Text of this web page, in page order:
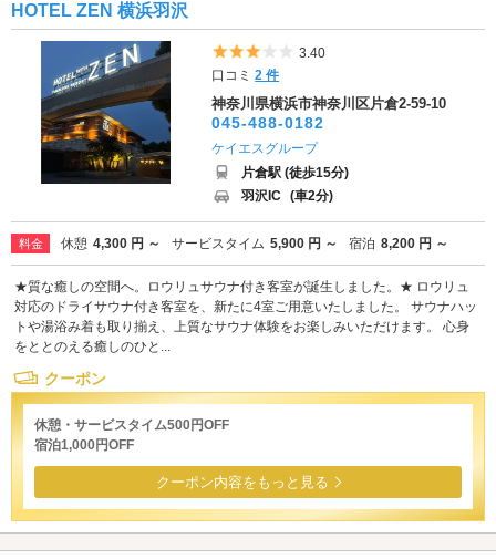
HOTEL ZEN 横浜羽沢
5つ星のうち3
3.40
口コミ2 件
神奈川県横浜市神奈川区片倉2-59-10
045-488-0182
ケイエスグループ
片倉駅 (徒歩15分)
羽沢IC (車2分)
料金 休憩 4,300 円 ～ サービスタイム 5,900 円 ～ 宿泊 8,200 円 ～
★質な癒しの空間へ。ロウリュサウナ付き客室が誕生しました。★ ロウリュ
対応のドライサウナ付き客室を、新たに4室ご用意いたしました。 サウナハッ
トや湯浴み着も取り揃え、上質なサウナ体験をお楽しみいただけます。 心身
をととのえる癒しのひと...
クーポン
休憩・サービスタイム500円OFF
宿泊1,000円OFF
クーポン内容をもっと見る